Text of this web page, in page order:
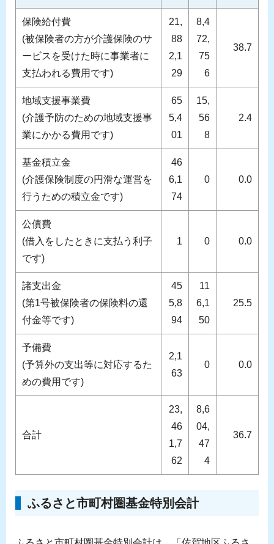
保険給付費
(被保険者の方が介護保険のサ
ービスを受けた時に事業者に
支払われる費用です)
21,
88
2,1
29
8,4
72,
75
6
38.7
地域支援事業費
(介護予防のための地域支援事
業にかかる費用です)
65
5,4
01
15,
56
8
2.4
基金積立金
(介護保険制度の円滑な運営を
行うための積立金です)
46
6,1
74
0 0.0
公債費
(借入をしたときに支払う利子
です)
1 0 0.0
諸支出金
(第1号被保険者の保険料の還
付金等です)
45
5,8
94
11
6,1
50
25.5
予備費
(予算外の支出等に対応するた
めの費用です)
2,1
63
0 0.0
合計
23,
46
1,7
62
8,6
04,
47
4
36.7
ふるさと市町村圏基金特別会計